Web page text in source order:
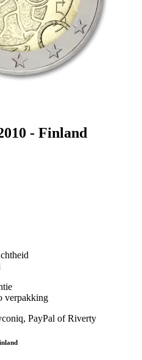
- Finland
verpakking
PayPal of Riverty